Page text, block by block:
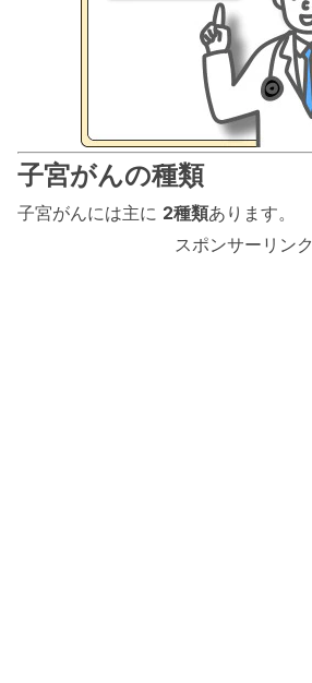
子宮がんの種類
子宮がんには主に 2種類あります。
スポンサーリンク